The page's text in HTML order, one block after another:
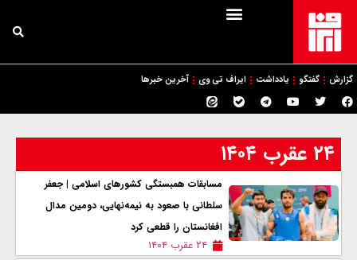
گزارش گفتگو یادداشت ایراف تی وی آخرین خبرها
۲۴ عقرب ۱۴۰۴
مسابقات همبستگی کشورهای اسلامی | جعفر
سلطانی با صعود به نیمه‌نهایی، دومین مدال
افغانستان را قطعی کرد
۲۴ عقرب ۱۴۰۴